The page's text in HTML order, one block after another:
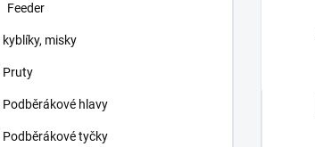
Feeder
kyblíky, misky
Pruty
Podběrákové hlavy
Podběrákové tyčky